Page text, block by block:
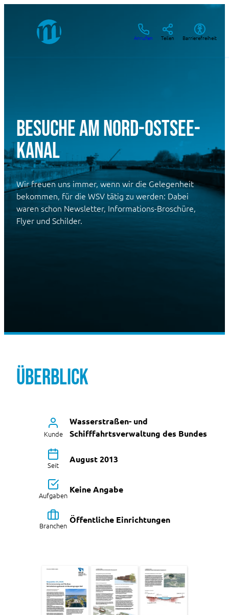
Anrufen Teilen Barrierefreiheit
Besuche am Nord-Ostsee-
Kanal
Wir freuen uns immer, wenn wir die Gelegenheit
bekommen, für die WSV tätig zu werden: Dabei
waren schon Newsletter, Informations-Broschüre,
Flyer und Schilder.
Überblick
Kunde
Wasserstraßen- und
Schifffahrtsverwaltung des Bundes
Seit
August 2013
Aufgaben
Keine Angabe
Branchen
Öffentliche Einrichtungen